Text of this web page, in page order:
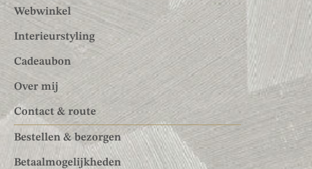
Webwinkel
Interieurstyling
Cadeaubon
Over mij
Contact & route
Bestellen & bezorgen
Betaalmogelijkheden